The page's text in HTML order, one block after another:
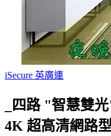
iSecure 英廣連
_四路 "智慧雙
4K 超高清網路